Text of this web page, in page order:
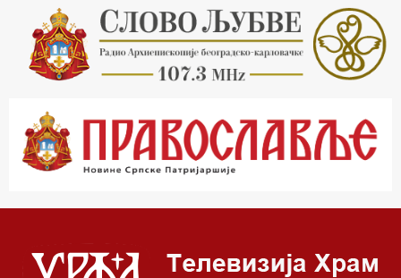
21.03 Гугл пита
22.03 Црквена предавања и трибине
23.00 Питања и одговори
00.03 Гугл пита
01.03 Живе речи - подкаст